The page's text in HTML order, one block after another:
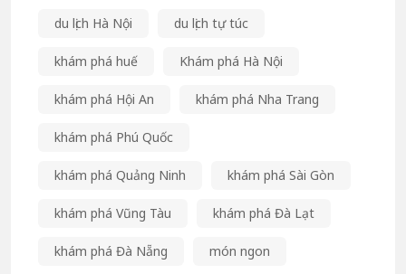
du lịch Hà Nội du lịch tự túc
khám phá huế Khám phá Hà Nội
khám phá Hội An khám phá Nha Trang
khám phá Phú Quốc
khám phá Quảng Ninh khám phá Sài Gòn
khám phá Vũng Tàu khám phá Đà Lạt
khám phá Đà Nẵng món ngon